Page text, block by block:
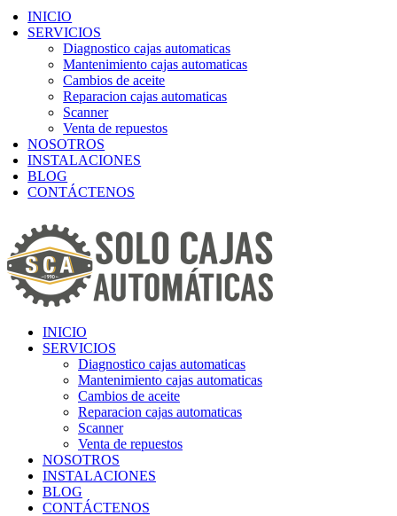
INICIO
SERVICIOS
Diagnostico cajas automaticas
Mantenimiento cajas automaticas
Cambios de aceite
Reparacion cajas automaticas
Scanner
Venta de repuestos
NOSOTROS
INSTALACIONES
BLOG
CONTÁCTENOS
INICIO
SERVICIOS
Diagnostico cajas automaticas
Mantenimiento cajas automaticas
Cambios de aceite
Reparacion cajas automaticas
Scanner
Venta de repuestos
NOSOTROS
INSTALACIONES
BLOG
CONTÁCTENOS